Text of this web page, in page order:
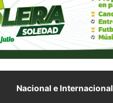
Nacional e Internacional